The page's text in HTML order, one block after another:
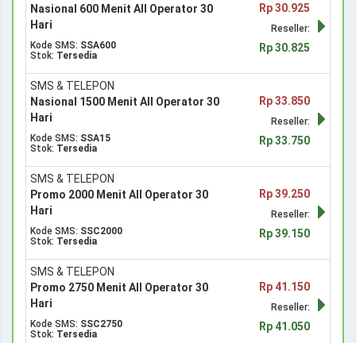
Nasional 600 Menit All Operator 30
Hari
Kode SMS: SSA600
Stok: Tersedia
Rp 30.925
Reseller:
Rp 30.825
SMS & TELEPON
Nasional 1500 Menit All Operator 30
Hari
Kode SMS: SSA15
Stok: Tersedia
Rp 33.850
Reseller:
Rp 33.750
SMS & TELEPON
Promo 2000 Menit All Operator 30
Hari
Kode SMS: SSC2000
Stok: Tersedia
Rp 39.250
Reseller:
Rp 39.150
SMS & TELEPON
Promo 2750 Menit All Operator 30
Hari
Kode SMS: SSC2750
Stok: Tersedia
Rp 41.150
Reseller:
Rp 41.050